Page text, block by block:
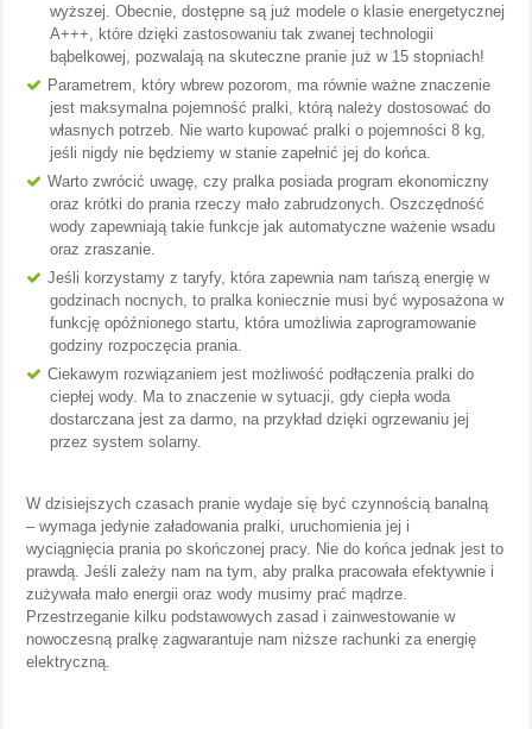
wyższej. Obecnie, dostępne są już modele o klasie energetycznej
A+++, które dzięki zastosowaniu tak zwanej technologii
bąbelkowej, pozwalają na skuteczne pranie już w 15 stopniach!
Parametrem, który wbrew pozorom, ma równie ważne znaczenie
jest maksymalna pojemność pralki, którą należy dostosować do
własnych potrzeb. Nie warto kupować pralki o pojemności 8 kg,
jeśli nigdy nie będziemy w stanie zapełnić jej do końca.
Warto zwrócić uwagę, czy pralka posiada program ekonomiczny
oraz krótki do prania rzeczy mało zabrudzonych. Oszczędność
wody zapewniają takie funkcje jak automatyczne ważenie wsadu
oraz zraszanie.
Jeśli korzystamy z taryfy, która zapewnia nam tańszą energię w
godzinach nocnych, to pralka koniecznie musi być wyposażona w
funkcję opóźnionego startu, która umożliwia zaprogramowanie
godziny rozpoczęcia prania.
Ciekawym rozwiązaniem jest możliwość podłączenia pralki do
ciepłej wody. Ma to znaczenie w sytuacji, gdy ciepła woda
dostarczana jest za darmo, na przykład dzięki ogrzewaniu jej
przez system solarny.
W dzisiejszych czasach pranie wydaje się być czynnością banalną
– wymaga jedynie załadowania pralki, uruchomienia jej i
wyciągnięcia prania po skończonej pracy. Nie do końca jednak jest to
prawdą. Jeśli zależy nam na tym, aby pralka pracowała efektywnie i
zużywała mało energii oraz wody musimy prać mądrze.
Przestrzeganie kilku podstawowych zasad i zainwestowanie w
nowoczesną pralkę zagwarantuje nam niższe rachunki za energię
elektryczną.